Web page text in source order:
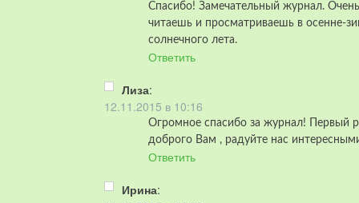
Спасибо! Замечательный журнал.
читаешь и просматриваешь в осенне-
солнечного лета.
Ответить
Лиза:
12.11.2015 в 10:16
Огромное спасибо за журнал! Первый
доброго Вам , радуйте нас
Ответить
Ирина: